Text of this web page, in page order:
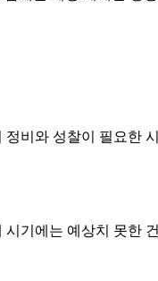
비와 성찰이 필요한
기에는 예상치 못한